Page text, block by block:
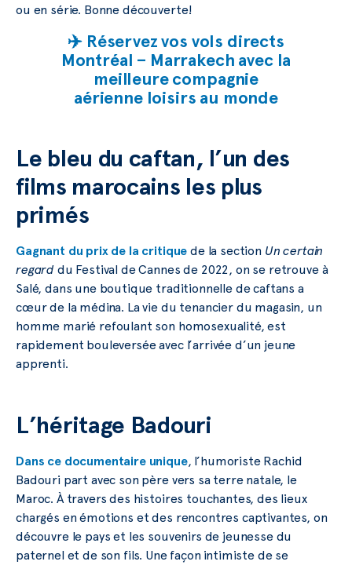
ou en série. Bonne découverte!
✈️ Réservez vos vols directs
Montréal – Marrakech avec la
meilleure compagnie
aérienne loisirs au monde
Le bleu du caftan, l’un des
films marocains les plus
primés
Gagnant du prix de la critique de la section Un certain
regard du Festival de Cannes de 2022, on se retrouve à
Salé, dans une boutique traditionnelle de caftans a
cœur de la médina. La vie du tenancier du magasin, un
homme marié refoulant son homosexualité, est
rapidement bouleversée avec l’arrivée d’un jeune
apprenti.
L’héritage Badouri
Dans ce documentaire unique, l’humoriste Rachid
Badouri part avec son père vers sa terre natale, le
Maroc. À travers des histoires touchantes, des lieux
chargés en émotions et des rencontres captivantes, on
découvre le pays et les souvenirs de jeunesse du
paternel et de son fils. Une façon intimiste de se